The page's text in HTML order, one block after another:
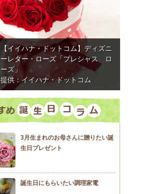
【イイハナ・ドットコム】ディズニ
ーレター・ローズ「プレシャス ロ
ーズ」
提供：イイハナ・ドットコム
3月生まれのお母さんに贈りたい誕
生日プレゼント
誕生日にもらいたい調理家電